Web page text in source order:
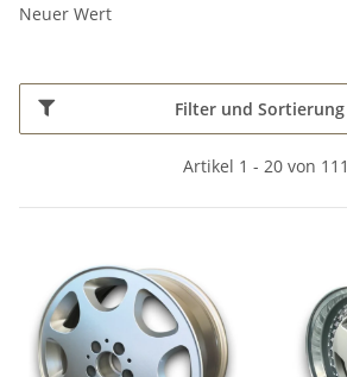
Neuer Wert
Filter und Sortierung
Artikel 1 - 20 von 111